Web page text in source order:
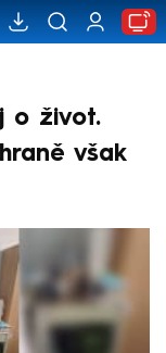
o život.
však